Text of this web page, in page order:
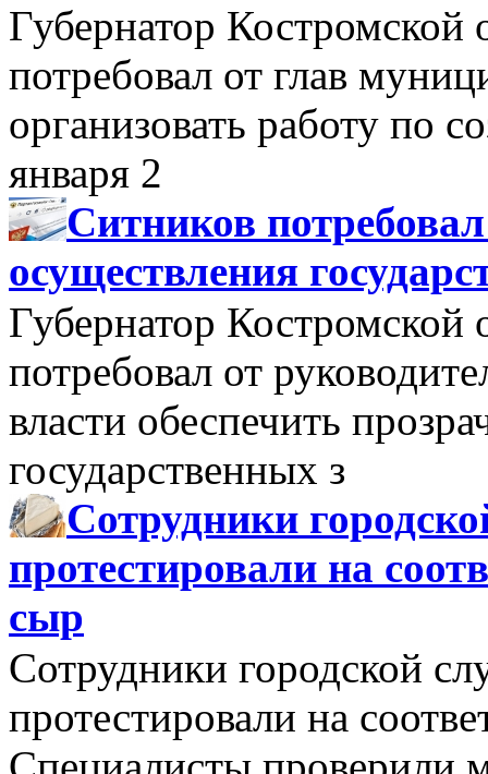
Губернатор Костромской
потребовал от глав
организовать работу по
января 2
Ситников
осуществления
Губернатор Костромской
потребовал от
власти обеспечить
государственных з
Сотрудники
протестировали на
сыр
Сотрудники городской
протестировали на